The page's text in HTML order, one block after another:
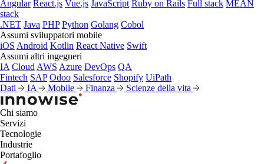
Angular React.js Vue.js JavaScript Ruby on Rails Full stack MEAN
stack
.NET Java PHP Python Golang Cobol
Assumi sviluppatori mobile
iOS Android Kotlin React Native Swift
Assumi altri ingegneri
IA Cloud AWS Azure DevOps QA
Fintech SAP Odoo Salesforce Shopify UiPath
Dati
IA Mobile Finanza Scienze della vita
Chi siamo
Servizi
Tecnologie
Industrie
Portafoglio